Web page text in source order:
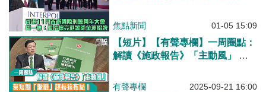
焦點新聞 01-05 15:09
【短片】【有聲專欄】一周圈點：
解讀《施政報告》「主動風」 棄
有聲專欄 2025-09-21 16:00